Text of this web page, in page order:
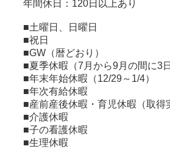
年間休日：120日以上あり
■土曜日、日曜日
■祝日
■GW（暦どおり）
■夏季休暇（7月から9月の間に3
■年末年始休暇（12/29～1/4）
■年次有給休暇
■産前産後休暇・育児休暇（取得
■介護休暇
■子の看護休暇
■生理休暇